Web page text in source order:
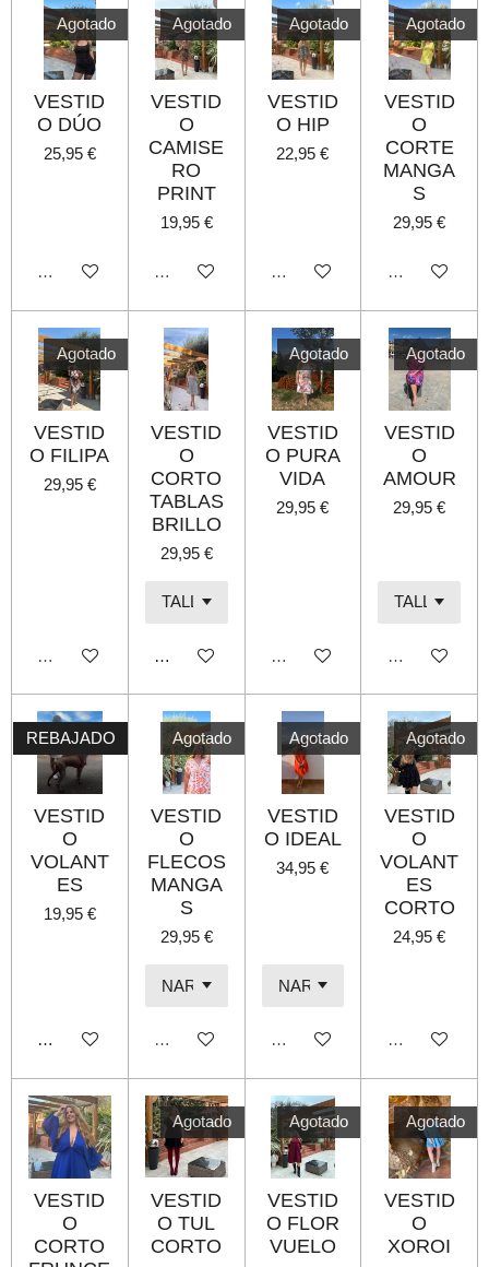
Agotado
VESTID
O DÚO
25,95 €
Agotado
Agotado
VESTID
O
CAMISE
RO
PRINT
19,95 €
Agotado
Agotado
VESTID
O HIP
22,95 €
Agotado
Agotado
VESTID
O
CORTE
MANGA
S
29,95 €
Agotado
Agotado
VESTID
O FILIPA
29,95 €
Agotado
VESTID
O
CORTO
TABLAS
BRILLO
29,95 €
Añadir al carrito
Agotado
VESTID
O PURA
VIDA
29,95 €
Agotado
Agotado
VESTID
O
AMOUR
29,95 €
Agotado
REBAJADO
VESTID
O
VOLANT
ES
19,95 €
Añadir al carrito
Agotado
VESTID
O
FLECOS
MANGA
S
29,95 €
Agotado
Agotado
VESTID
O IDEAL
34,95 €
Agotado
Agotado
VESTID
O
VOLANT
ES
CORTO
24,95 €
Agotado
VESTID
O
CORTO
Agotado
VESTID
O TUL
CORTO
Agotado
VESTID
O FLOR
VUELO
Agotado
VESTID
O
XOROI